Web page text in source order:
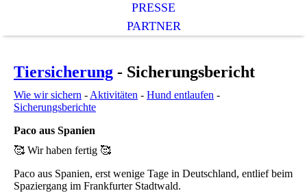
PRESSE
PARTNER
Tiersicherung - Sicherungsbericht
Wie wir sichern - Aktivitäten - Hund entlaufen -
Sicherungsberichte
Paco aus Spanien
🥰 Wir haben fertig 🥰
Paco aus Spanien, erst wenige Tage in Deutschland, entlief beim
Spaziergang im Frankfurter Stadtwald.